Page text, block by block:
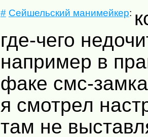
# Сейшельский манимейкер:
где-чего
например в
факе смс-
я смотрел
там не